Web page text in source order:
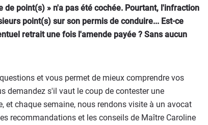
de point(s) » n'a pas été cochée. Pourtant, l'infraction
point(s) sur son permis de conduire... Est-ce
retrait une fois l'amende payée ? Sans aucun
et vous permet de mieux comprendre vos
demandez s'il vaut le coup de contester une
chaque semaine, nous rendons visite à un avocat
recommandations et les conseils de Maître Caroline